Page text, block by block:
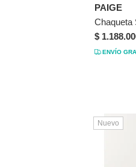
PAIGE
Chaqueta
$
ENVÍO
Nuevo